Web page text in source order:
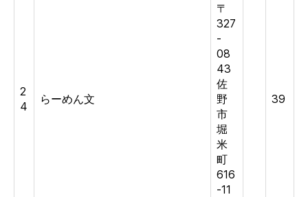
2
4
らーめん文
〒
327
-
08
43
佐
野
市
堀
米
町
616
-11
39